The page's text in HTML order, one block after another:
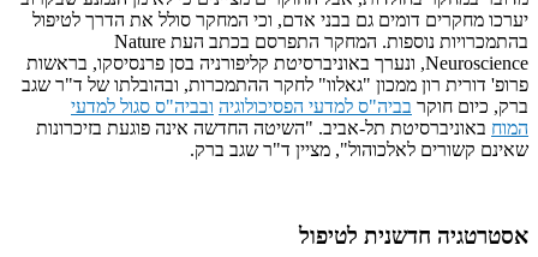
יערכו מחקרים דומים גם בבני אדם, וכי המחקר סולל את הדרך לטיפול
בהתמכרויות נוספות. המחקר התפרסם בכתב העת Nature
Neuroscience, ונערך באוניברסיטת קליפורניה בסן פרנסיסקו, בראשות
פרופ' דורית רון ממכון "גאלוו" לחקר ההתמכרות, ובהובלתו של ד"ר שגב
ברק, כיום חוקר בביה"ס למדעי הפסיכולוגיה ובביה"ס סגול למדעי
המוח באוניברסיטת תל-אביב. "השיטה החדשה אינה פוגעת בזיכרונות
שאינם קשורים לאלכוהול", מציין ד"ר שגב ברק.
אסטרטגיה חדשנית לטיפול